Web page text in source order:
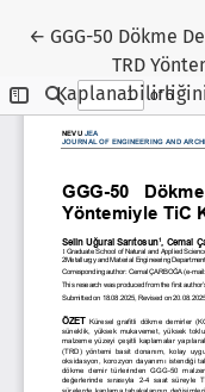
← Return to Article
GGG-50 Dökme
TRD